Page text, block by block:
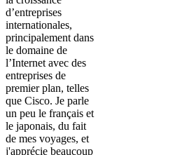
d’entreprises
internationales,
principalement dans
le domaine de
l’Internet avec des
entreprises de
premier plan, telles
que Cisco. Je parle
un peu le français et
le japonais, du fait
de mes voyages, et
j'apprécie beaucoup